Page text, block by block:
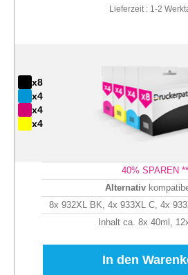
Lieferzeit : 1-2
x8
x4
x4
x4
40% SPAREN **
Alternativ
8x 932XL BK, 4x 933XL C, 4x
Inhalt ca. 8x 40ml,
In den